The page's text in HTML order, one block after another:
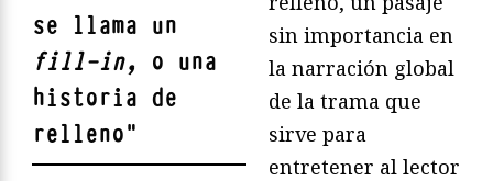
se llama un
fill-in, o una
historia de
relleno"
sin importancia en
la narración global
de la trama que
sirve para
entretener al lector